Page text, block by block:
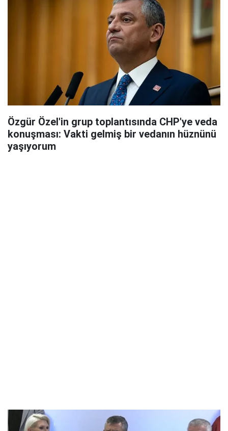
Özgür Özel'in grup toplantısında CHP'ye veda
konuşması: Vakti gelmiş bir vedanın hüznünü
yaşıyorum